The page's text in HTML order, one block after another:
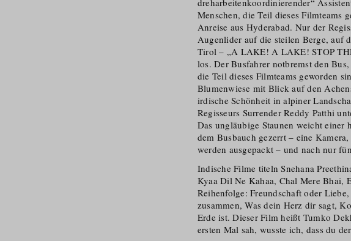
Menschen, die Teil dieses Filmteams
Anreise aus Hyderabad. Nur der
Augenlider auf die steilen Berge, auf
Tirol – „A LAKE! A LAKE! STOP
los. Der Busfahrer notbremst den
die Teil dieses Filmteams geworden
Blumenwiese mit Blick auf den
irdische Schönheit in alpiner
Regisseurs Surrender Reddy Patthi
Das ungläubige Staunen weicht einer
dem Busbauch gezerrt – eine
werden ausgepackt – und nach nur
Indische Filme titeln Snehana
Kyaa Dil Ne Kahaa, Chal Mere Bhai,
Reihenfolge: Freundschaft oder
zusammen, Was dein Herz dir sagt,
Erde ist. Dieser Film heißt Tumko
ersten Mal sah, wusste ich, dass du